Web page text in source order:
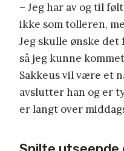
– Jeg har av og til
ikke som tolleren,
Jeg skulle ønske
så jeg kunne
Sakkeus vil være et
avslutter han og er
er langt over